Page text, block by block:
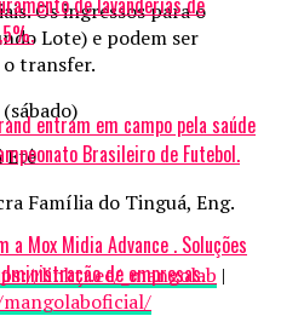
Os ingressos para o
Lote) e podem ser
transfer.
Etê
Família do Tinguá, Eng.
linktr.ee/_mangolab |
entram em campo pela saúde
Brasileiro de Futebol.
Mox Midia Advance . Soluções
de empresas.